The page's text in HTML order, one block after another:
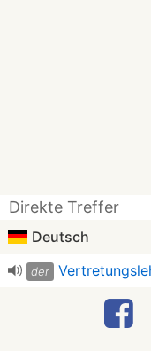
Direkte Treffer
Deutsch
der